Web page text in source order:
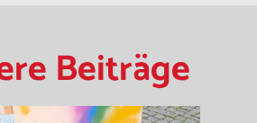
Beiträge